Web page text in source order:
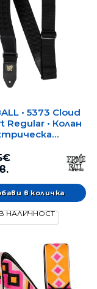
• 5373 Cloud
Regular • Колан
НАЛИЧНОСТ